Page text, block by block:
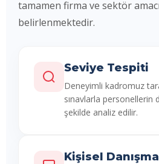
tamamen firma ve sektör
belirlenmektedir.
Seviye Tespiti
Deneyimli kadromuz
sınavlarla personellerin
şekilde analiz edilir.
Kişisel